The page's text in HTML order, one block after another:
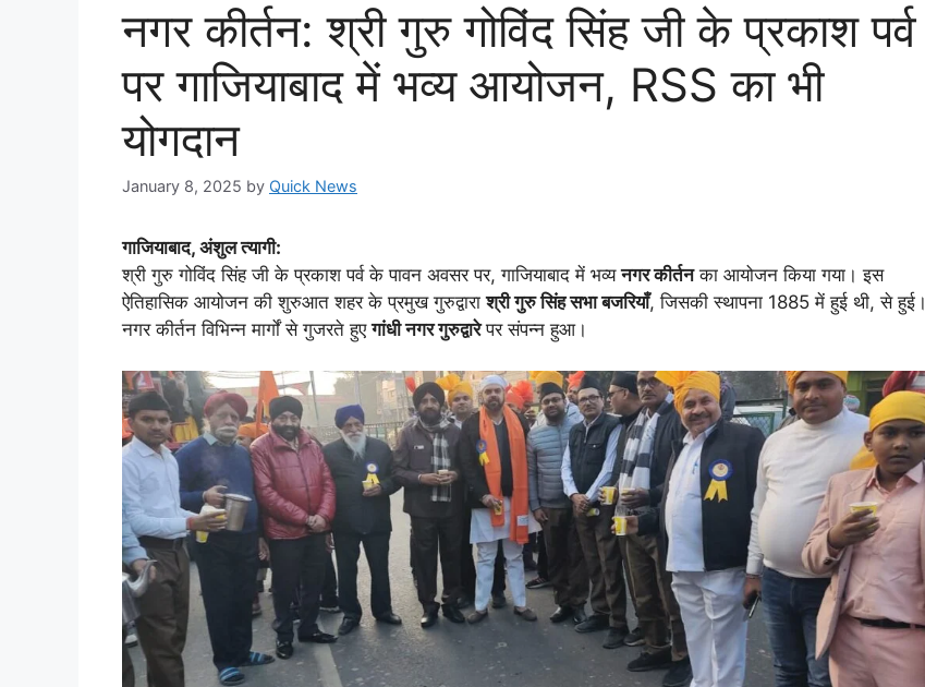
नगर कीर्तन: श्री गुरु गोविंद सिंह जी के प्रकाश पर्व
पर गाजियाबाद में भव्य आयोजन, RSS का भी
योगदान
January 8, 2025 by Quick News
गाजियाबाद, अंशुल त्यागी:
श्री गुरु गोविंद सिंह जी के प्रकाश पर्व के पावन अवसर पर, गाजियाबाद में भव्यनगर कीर्तनका आयोजन किया गया। इस
ऐतिहासिक आयोजन की शुरुआत शहर के प्रमुख गुरुद्वाराश्री गुरु सिंह सभा बजरियाँ, जिसकी स्थापना 1885 में हुई थी, से हुई।
नगर कीर्तन विभिन्न मार्गों से गुजरते हुएगांधी नगर गुरुद्वारेपर संपन्न हुआ।